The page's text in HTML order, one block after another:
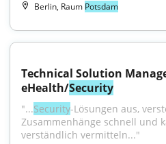
Berlin, Raum Potsdam
Technical Solution
eHealth/Security
"...Security-Lösungen aus,
Zusammenhänge schnell und
verständlich vermitteln..."